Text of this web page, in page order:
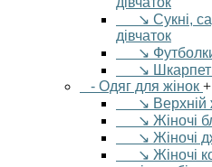
↘ Сукні,
дівчаток
↘ Футболки
↘
- Одяг для жінок +
↘ Верхній
↘ Жіночі
↘ Жіночі
↘ Жіночі